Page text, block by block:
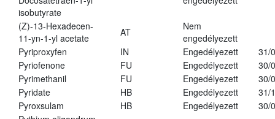
isobutyrate
(Z)-13-Hexadecen-
11-yn-1-yl acetate
AT
Nem
engedélyezett
Pyriproxyfen
IN Engedélyezett
31/
Pyriofenone
FU Engedélyezett
30/
Pyrimethanil
FU Engedélyezett
30/
Pyridate
HB Engedélyezett
31/
Pyroxsulam
HB Engedélyezett
30/